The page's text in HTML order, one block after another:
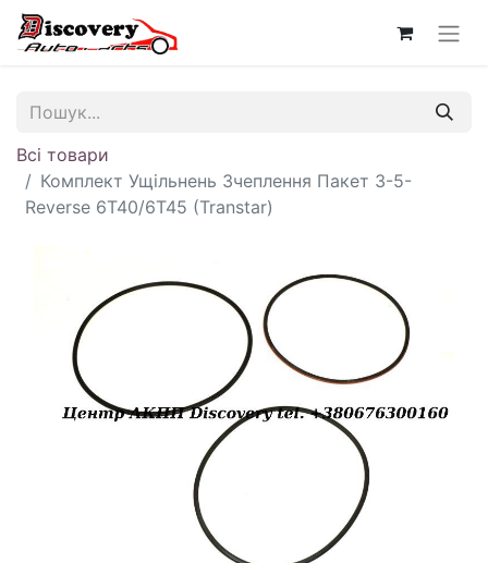
Всі товари
Комплект Ущільнень Зчеплення Пакет 3-5-
Reverse 6T40/6T45 (Transtar)